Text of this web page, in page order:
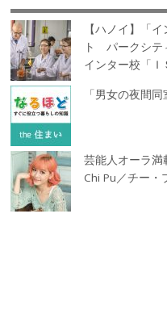
【ハノイ】「
ト パークシテ
インター校「
「男女の夜間
芸能人オーラ満
Chi Pu／チー・